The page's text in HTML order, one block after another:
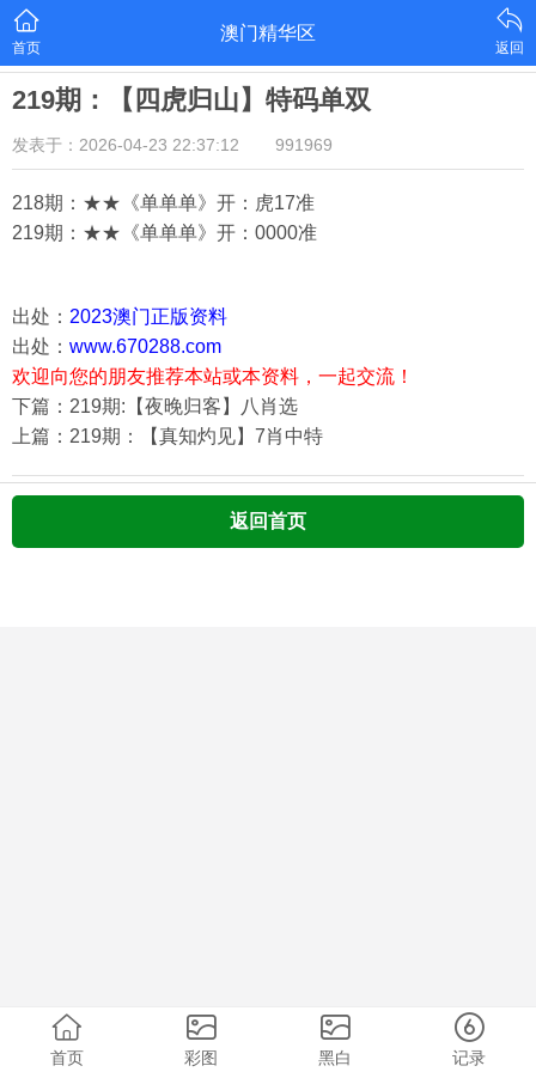
首页
澳门精华区
返回
219期：【四虎归山】特码单双
发表于：2026-04-23 22:37:12 991969
218期：★★《单单单》开：虎17准
219期：★★《单单单》开：0000准
出处： 2023澳门正版资料
出处： www.670288.com
欢迎向您的朋友推荐本站或本资料，一起交流！
下篇：219期:【夜晚归客】八肖选
上篇：219期：【真知灼见】7肖中特
返回首页
首页 彩图 黑白 记录